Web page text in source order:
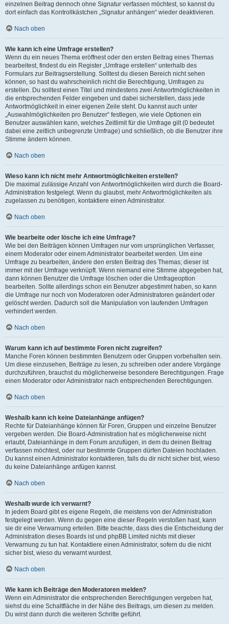
einzelnen Beitrag dennoch ohne Signatur verfassen möchtest, so kannst du
dort einfach das Kontrollkästchen „Signatur anhängen“ wieder deaktivieren.
Nach oben
Wie kann ich eine Umfrage erstellen?
Wenn du ein neues Thema eröffnest oder den ersten Beitrag eines Themas
bearbeitest, findest du ein Register „Umfrage erstellen“ unterhalb des
Formulars zur Beitragserstellung. Solltest du diesen Bereich nicht sehen
können, so hast du wahrscheinlich nicht die Berechtigung, Umfragen zu
erstellen. Du solltest einen Titel und mindestens zwei Antwortmöglichkeiten in
die entsprechenden Felder eingeben und dabei sicherstellen, dass jede
Antwortmöglichkeit in einer eigenen Zeile steht. Du kannst auch unter
„Auswahlmöglichkeiten pro Benutzer“ festlegen, wie viele Optionen ein
Benutzer auswählen kann, welches Zeitlimit für die Umfrage gilt (0 bedeutet
dabei eine zeitlich unbegrenzte Umfrage) und schließlich, ob die Benutzer ihre
Stimme ändern können.
Nach oben
Wieso kann ich nicht mehr Antwortmöglichkeiten erstellen?
Die maximal zulässige Anzahl von Antwortmöglichkeiten wird durch die Board-
Administration festgelegt. Wenn du glaubst, mehr Antwortmöglichkeiten als
zugelassen zu benötigen, kontaktiere einen Administrator.
Nach oben
Wie bearbeite oder lösche ich eine Umfrage?
Wie bei den Beiträgen können Umfragen nur vom ursprünglichen Verfasser,
einem Moderator oder einem Administrator bearbeitet werden. Um eine
Umfrage zu bearbeiten, ändere den ersten Beitrag des Themas; dieser ist
immer mit der Umfrage verknüpft. Wenn niemand eine Stimme abgegeben hat,
dann können Benutzer die Umfrage löschen oder die Umfrageoption
bearbeiten. Sollte allerdings schon ein Benutzer abgestimmt haben, so kann
die Umfrage nur noch von Moderatoren oder Administratoren geändert oder
gelöscht werden. Dadurch soll die Manipulation von laufenden Umfragen
verhindert werden.
Nach oben
Warum kann ich auf bestimmte Foren nicht zugreifen?
Manche Foren können bestimmten Benutzern oder Gruppen vorbehalten sein.
Um diese einzusehen, Beiträge zu lesen, zu schreiben oder andere Vorgänge
durchzuführen, brauchst du möglicherweise besondere Berechtigungen. Frage
einen Moderator oder Administrator nach entsprechenden Berechtigungen.
Nach oben
Weshalb kann ich keine Dateianhänge anfügen?
Rechte für Dateianhänge können für Foren, Gruppen und einzelne Benutzer
vergeben werden. Die Board-Administration hat es möglicherweise nicht
erlaubt, Dateianhänge in dem Forum anzufügen, in dem du deinen Beitrag
verfassen möchtest, oder nur bestimmte Gruppen dürfen Dateien hochladen.
Du kannst einen Administrator kontaktieren, falls du dir nicht sicher bist, wieso
du keine Dateianhänge anfügen kannst.
Nach oben
Weshalb wurde ich verwarnt?
In jedem Board gibt es eigene Regeln, die meistens von der Administration
festgelegt werden. Wenn du gegen eine dieser Regeln verstoßen hast, kann
sie dir eine Verwarnung erteilen. Bitte beachte, dass dies die Entscheidung der
Administration dieses Boards ist und phpBB Limited nichts mit dieser
Verwarnung zu tun hat. Kontaktiere einen Administrator, sofern du die nicht
sicher bist, wieso du verwarnt wurdest.
Nach oben
Wie kann ich Beiträge den Moderatoren melden?
Wenn ein Administrator die entsprechenden Berechtigungen vergeben hat,
siehst du eine Schaltfläche in der Nähe des Beitrags, um diesen zu melden.
Du wirst dann durch die weiteren Schritte geführt.